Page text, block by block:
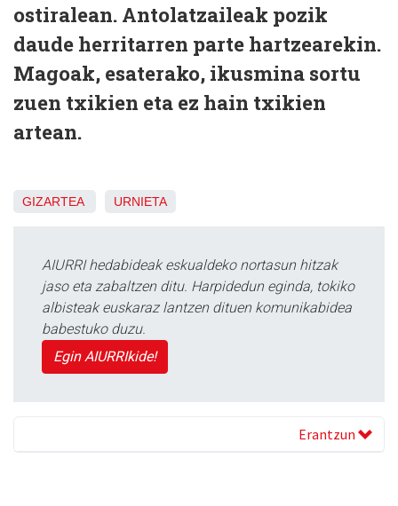
ostiralean. Antolatzaileak pozik
daude herritarren parte hartzearekin.
Magoak, esaterako, ikusmina sortu
zuen txikien eta ez hain txikien
artean.
GIZARTEA URNIETA
AIURRI hedabideak eskualdeko nortasun hitzak
jaso eta zabaltzen ditu. Harpidedun eginda, tokiko
albisteak euskaraz lantzen dituen komunikabidea
babestuko duzu.
Egin AIURRIkide!
Erantzun